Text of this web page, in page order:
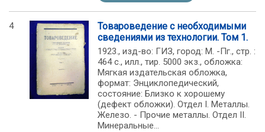
4
Товароведение с необходимыми
сведениями из технологии. Том 1.
1923., изд-во: ГИЗ, город: М. -Пг., стр. :
464 с., илл., тир. 5000 экз., обложка:
Мягкая издательская обложка,
формат: Энциклопедический,
состояние: Близко к хорошему
(дефект обложки). Отдел I. Металлы.
Железо. - Прочие металлы. Отдел II.
Минеральные...